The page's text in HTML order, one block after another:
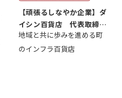
【頑張るしなやか企業】ダ
イシン百貨店 代表取締役
社長 西山 ...
地域と共に歩みを進める町
のインフラ百貨店